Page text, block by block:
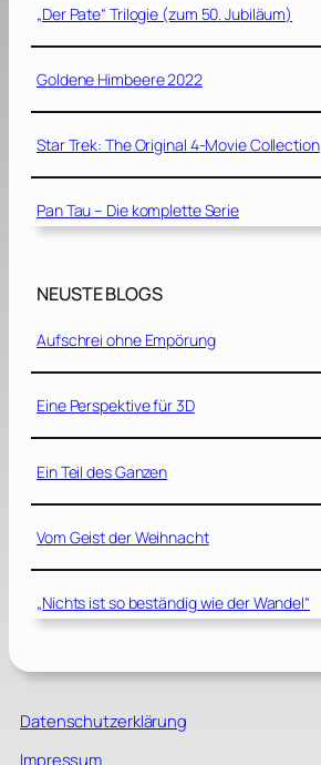
„Der Pate“ Trilogie (zum 50. Jubiläum)
Goldene Himbeere 2022
Star Trek: The Original 4-Movie Collection
Pan Tau – Die komplette Serie
NEUSTE BLOGS
Aufschrei ohne Empörung
Eine Perspektive für 3D
Ein Teil des Ganzen
Vom Geist der Weihnacht
„Nichts ist so beständig wie der Wandel“
Datenschutzerklärung
Impressum